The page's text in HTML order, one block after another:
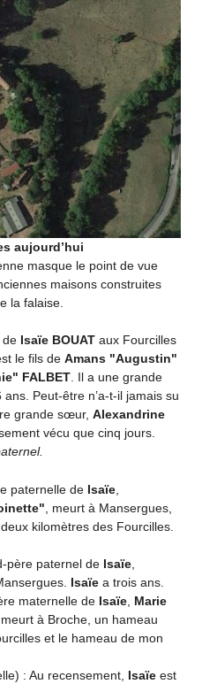
aujourd’hui
masque le point de vue
maisons construites
la falaise.
de Isaïe BOUATaux Fourcilles
le fils de Amans "Augustin"
FALBET. Il a une grande
Peut-être n’a-t-il jamais su
grande sœur, Alexandrine
vécu que cinq jours.
paternelle de Isaïe,
, meurt à Mansergues,
kilomètres des Fourcilles.
père paternel de Isaïe,
Isaïea trois ans.
maternelle de Isaïe, Marie
, meurt à Broche, un hameau
et le hameau de mon
: Au recensement, Isaïeest